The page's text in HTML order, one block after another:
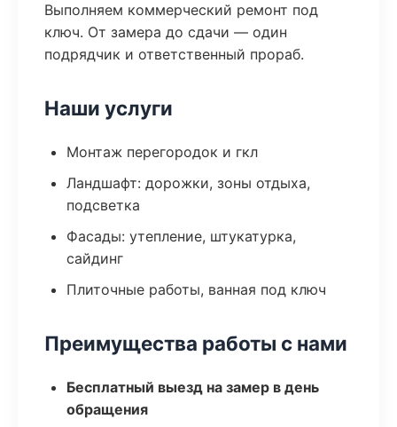
Выполняем коммерческий ремонт под
ключ. От замера до сдачи — один
подрядчик и ответственный прораб.
Наши услуги
Монтаж перегородок и гкл
Ландшафт: дорожки, зоны отдыха,
подсветка
Фасады: утепление, штукатурка,
сайдинг
Плиточные работы, ванная под ключ
Преимущества работы с нами
Бесплатный выезд на замер в день
обращения